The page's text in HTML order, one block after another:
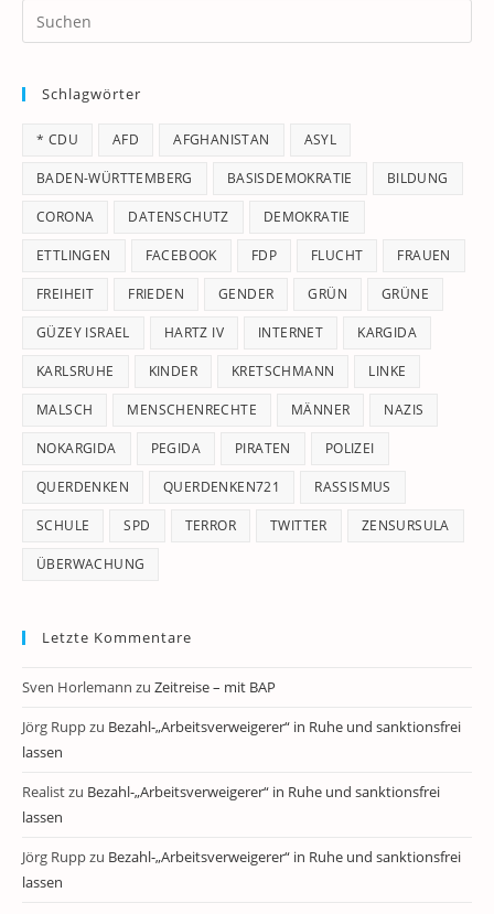
Schlagwörter
* CDU AFD AFGHANISTAN ASYL
BADEN-WÜRTTEMBERG BASISDEMOKRATIE BILDUNG
CORONA DATENSCHUTZ DEMOKRATIE
ETTLINGEN FACEBOOK FDP FLUCHT FRAUEN
FREIHEIT FRIEDEN GENDER GRÜN GRÜNE
GÜZEY ISRAEL HARTZ IV INTERNET KARGIDA
KARLSRUHE KINDER KRETSCHMANN LINKE
MALSCH MENSCHENRECHTE MÄNNER NAZIS
NOKARGIDA PEGIDA PIRATEN POLIZEI
QUERDENKEN QUERDENKEN721 RASSISMUS
SCHULE SPD TERROR TWITTER ZENSURSULA
ÜBERWACHUNG
Letzte Kommentare
Sven Horlemann zu Zeitreise – mit BAP
Jörg Ruppzu Bezahl-„Arbeitsverweigerer“ in Ruhe und sanktionsfrei
lassen
Realistzu Bezahl-„Arbeitsverweigerer“ in Ruhe und sanktionsfrei
lassen
Jörg Ruppzu Bezahl-„Arbeitsverweigerer“ in Ruhe und sanktionsfrei
lassen